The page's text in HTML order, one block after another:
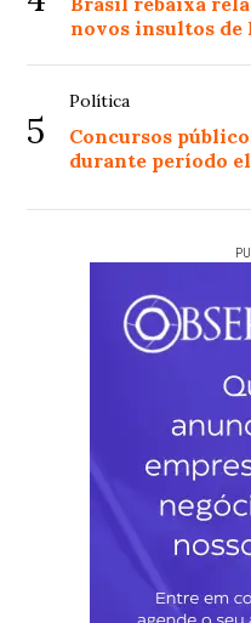
novos insultos de
5
Política
Concursos
durante período